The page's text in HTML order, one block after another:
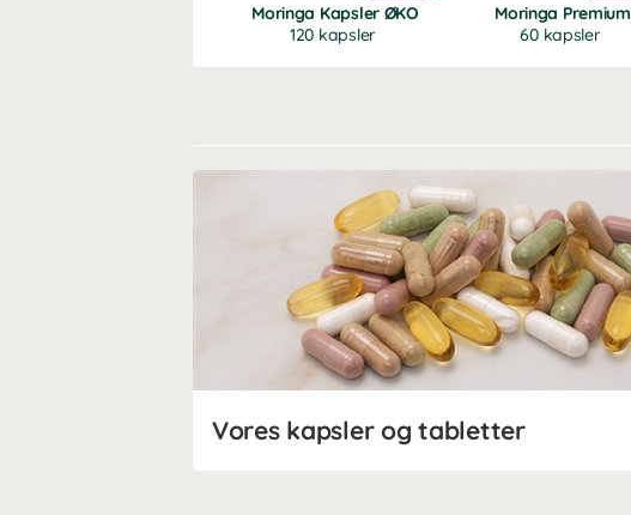
Moringa Kapsler ØKO
120 kapsler
Moringa Premium
60 kapsler
Vores kapsler og tabletter